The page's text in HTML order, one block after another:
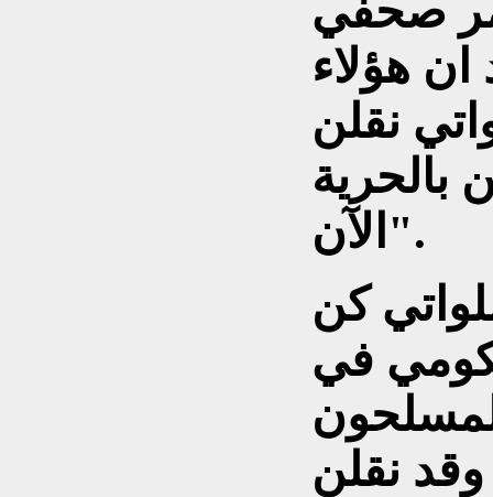
صحفي
هؤلاء
نقلن
بالحرية
الآن".
كن
في
نقلن